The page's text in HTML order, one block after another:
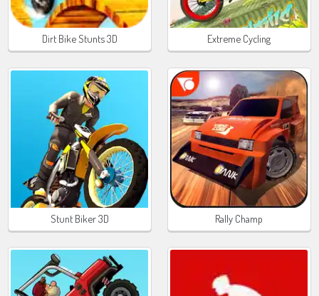
Dirt Bike Stunts 3D Extreme Cycling
Stunt Biker 3D Rally Champ